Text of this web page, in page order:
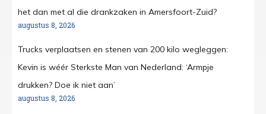
het dan met al die drankzaken in Amersfoort-Zuid?
augustus 8, 2026
Trucks verplaatsen en stenen van 200 kilo wegleggen:
Kevin is wéér Sterkste Man van Nederland: ‘Armpje
drukken? Doe ik niet aan’
augustus 8, 2026